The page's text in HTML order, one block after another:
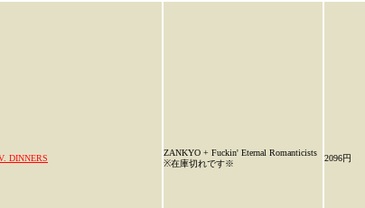
DINNERS
ZANKYO + Fuckin' Eternal Romanticists
※在庫切れです※
2096円